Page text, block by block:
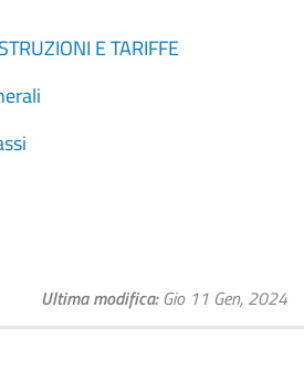
E TARIFFE
Ultima modifica Gio 11 Gen, 2024